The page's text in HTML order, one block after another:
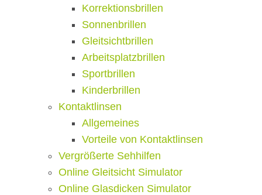
Korrektionsbrillen
Sonnenbrillen
Gleitsichtbrillen
Arbeitsplatzbrillen
Sportbrillen
Kinderbrillen
Kontaktlinsen
Allgemeines
Vorteile von Kontaktlinsen
Vergrößerte Sehhilfen
Online Gleitsicht Simulator
Online Glasdicken Simulator